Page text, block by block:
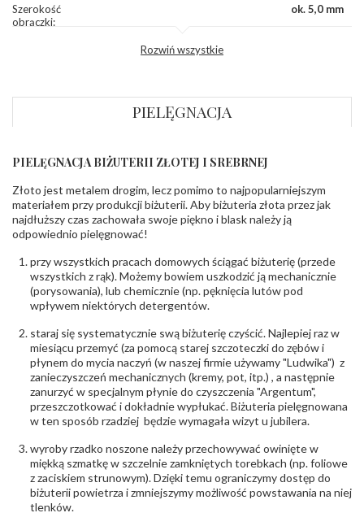
Szerokość
obrączki:
ok. 5,0 mm
INNE PARAMETRY
Producent
odpowiedzialny:
PZ Stelmach Sp. z o.o. ul. Północna 22 45-805
Opole; NIP 7542889545; Tel. +48 77 54 90 100;
biuro@stelmach.pl
Bezpieczeństwo
ostrzeżenia:
Nie nadaje się dla dzieci w wieku poniżej 3 lat
zawierają nikiel
Rozwiń wszystkie
PIELĘGNACJA
PIELĘGNACJA BIŻUTERII ZŁOTEJ I SREBRNEJ
Złoto jest metalem drogim, lecz pomimo to najpopularniejszym
materiałem przy produkcji biżuterii. Aby biżuteria złota przez jak
najdłuższy czas zachowała swoje piękno i blask należy ją
odpowiednio pielęgnować!
przy wszystkich pracach domowych ściągać biżuterię (przede
wszystkich z rąk). Możemy bowiem uszkodzić ją mechanicznie
(porysowania), lub chemicznie (np. pęknięcia lutów pod
wpływem niektórych detergentów.
staraj się systematycznie swą biżuterię czyścić. Najlepiej raz w
miesiącu przemyć (za pomocą starej szczoteczki do zębów i
płynem do mycia naczyń (w naszej firmie używamy "Ludwika") z
zanieczyszczeń mechanicznych (kremy, pot, itp.) , a następnie
zanurzyć w specjalnym płynie do czyszczenia "Argentum",
przeszczotkować i dokładnie wypłukać. Biżuteria pielęgnowana
w ten sposób rzadziej będzie wymagała wizyt u jubilera.
wyroby rzadko noszone należy przechowywać owinięte w
miękką szmatkę w szczelnie zamkniętych torebkach (np. foliowe
z zaciskiem strunowym). Dzięki temu ograniczymy dostęp do
biżuterii powietrza i zmniejszymy możliwość powstawania na niej
tlenków.